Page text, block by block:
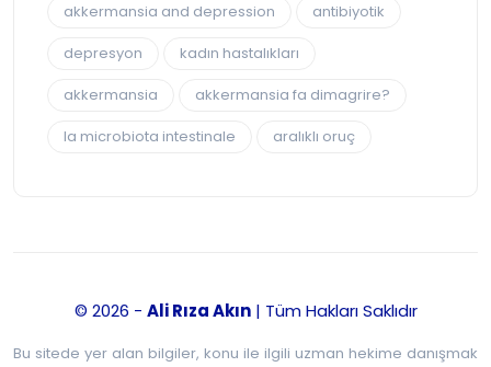
akkermansia and depression
antibiyotik
depresyon
kadın hastalıkları
akkermansia
akkermansia fa dimagrire?
la microbiota intestinale
aralıklı oruç
© 2026 - Ali Rıza Akın| Tüm Hakları Saklıdır
Bu sitede yer alan bilgiler, konu ile ilgili uzman hekime danışmak